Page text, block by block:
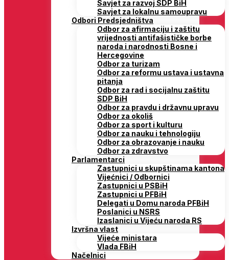
Savjet za razvoj SDP BiH
Savjet za lokalnu samoupravu
Odbori Predsjedništva
Odbor za afirmaciju i zaštitu
vrijednosti antifašističke borbe
naroda i narodnosti Bosne i
Hercegovine
Odbor za turizam
Odbor za reformu ustava i ustavna
pitanja
Odbor za rad i socijalnu zaštitu
SDP BiH
Odbor za pravdu i državnu upravu
Odbor za okoliš
Odbor za sport i kulturu
Odbor za nauku i tehnologiju
Odbor za obrazovanje i nauku
Odbor za zdravstvo
Parlamentarci
Zastupnici u skupštinama kantona
Vijećnici / Odbornici
Zastupnici u PSBiH
Zastupnici u PFBiH
Delegati u Domu naroda PFBiH
Poslanici u NSRS
Izaslanici u Vijeću naroda RS
Izvršna vlast
Vijeće ministara
Vlada FBiH
Načelnici